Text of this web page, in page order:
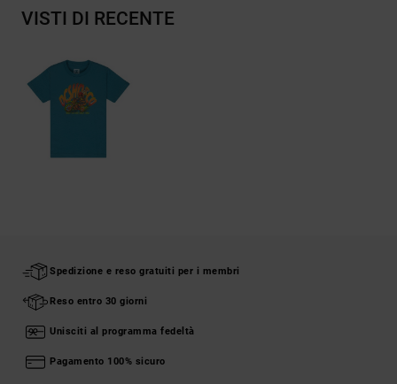
VISTI DI RECENTE
Spedizione e reso gratuiti per i membri
Reso entro 30 giorni
Unisciti al programma fedeltà
Pagamento 100% sicuro